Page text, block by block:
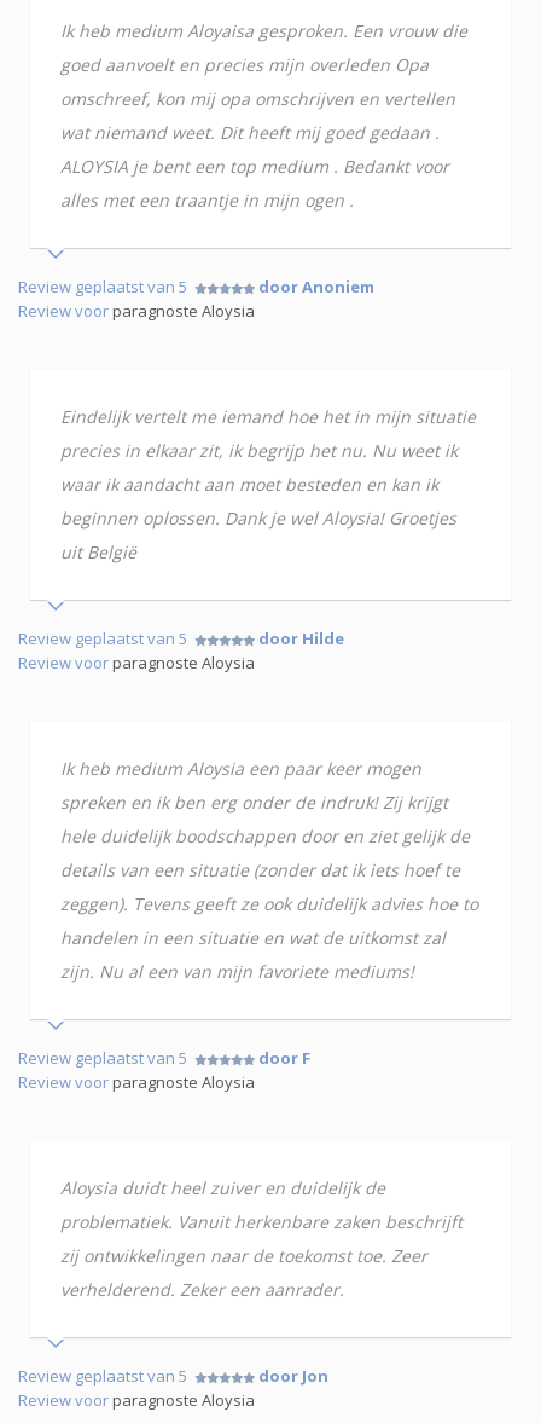
Ik heb medium Aloyaisa gesproken. Een vrouw die
goed aanvoelt en precies mijn overleden Opa
omschreef, kon mij opa omschrijven en vertellen
wat niemand weet. Dit heeft mij goed gedaan .
ALOYSIA je bent een top medium . Bedankt voor
alles met een traantje in mijn ogen .
Review geplaatst van 5
door Anoniem
Review voorparagnoste Aloysia
Eindelijk vertelt me iemand hoe het in mijn situatie
precies in elkaar zit, ik begrijp het nu. Nu weet ik
waar ik aandacht aan moet besteden en kan ik
beginnen oplossen. Dank je wel Aloysia! Groetjes
uit België
Review geplaatst van 5
door Hilde
Review voorparagnoste Aloysia
Ik heb medium Aloysia een paar keer mogen
spreken en ik ben erg onder de indruk! Zij krijgt
hele duidelijk boodschappen door en ziet gelijk de
details van een situatie (zonder dat ik iets hoef te
zeggen). Tevens geeft ze ook duidelijk advies hoe to
handelen in een situatie en wat de uitkomst zal
zijn. Nu al een van mijn favoriete mediums!
Review geplaatst van 5
door F
Review voorparagnoste Aloysia
Aloysia duidt heel zuiver en duidelijk de
problematiek. Vanuit herkenbare zaken beschrijft
zij ontwikkelingen naar de toekomst toe. Zeer
verhelderend. Zeker een aanrader.
Review geplaatst van 5
door Jon
Review voorparagnoste Aloysia